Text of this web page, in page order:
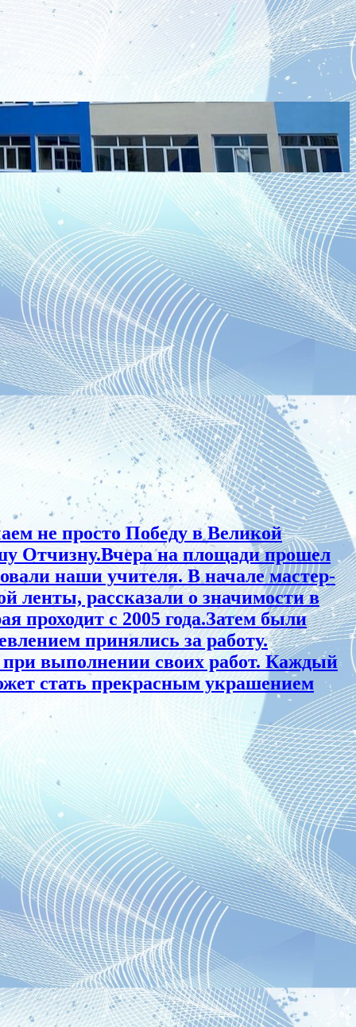
не просто Победу в Великой
Отчизну.Вчера на площади прошел
наши учителя. В начале мастер-
ленты, рассказали о значимости в
проходит с 2005 года.Затем были
принялись за работу.
выполнении своих работ. Каждый
стать прекрасным украшением